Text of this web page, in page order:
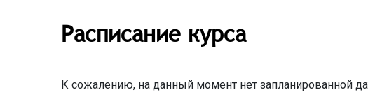
Расписание курса
К сожалению, на данный момент нет запланированной